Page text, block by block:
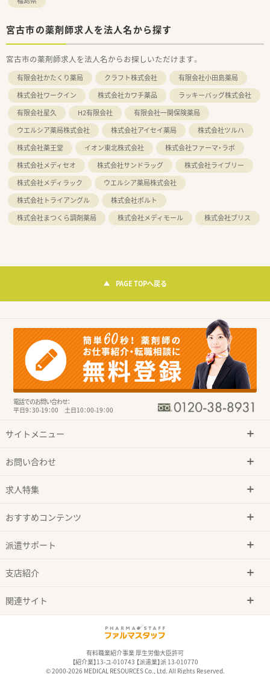
宮古市の薬剤師求人を法人名から探す
宮古市の薬剤師求人を法人名からお探しいただけます。
有限会社かたくり薬局 クラフト株式会社
有限会社小田島薬局
株式会社ワークイン
株式会社カワチ薬品
ラッキーバッグ株式会社
有限会社星久
H2有限会社
有限会社一関保険薬局
ウエルシア薬局株式会社
株式会社アイセイ薬局
株式会社ツルハ
株式会社薬王堂
イオン東北株式会社
株式会社ファーマ・ラボ
株式会社メディセオ
株式会社サンドラッグ
株式会社ライブリー
株式会社メディラック
ウエルシア薬局株式会社
株式会社トライアングル
株式会社ポルト
株式会社まつくら調剤薬局
株式会社メディモール 株式会社ブリス
PAGE TOPへ戻る
電話でのお問い合わせ：
平日9：30-19：00 土日10：00-19：00
サイトメニュー
お問い合わせ
求人特集
おすすめコンテンツ
派遣サポート
支店紹介
関連サイト
有料職業紹介事業 厚生労働大臣許可
【紹介業】13-ユ-010743 【派遣業】派 13-010770
© 2000-2026 MEDICAL RESOURCES Co., Ltd. All Rights Reserved.